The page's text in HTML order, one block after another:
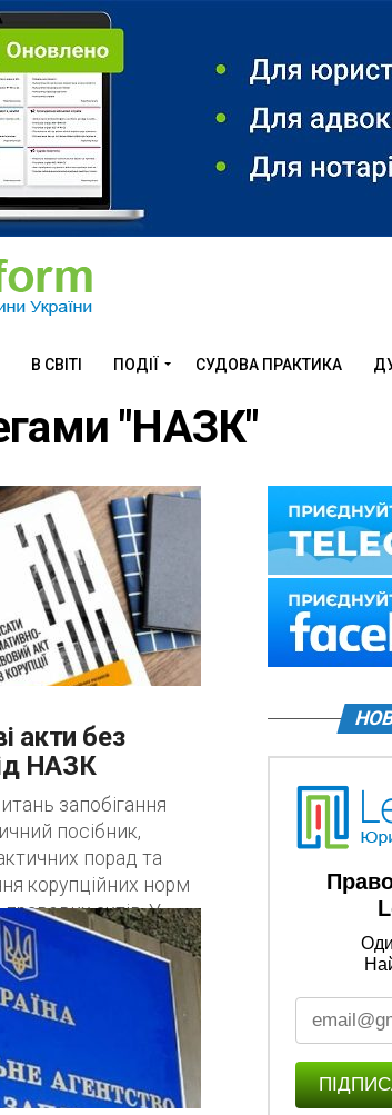
В СВІТІ ПОДІЇ СУДОВА ПРАКТИКА
"НАЗК"
акти без
НАЗК
запобігання
посібник,
порад та
корупційних норм
актів. У...